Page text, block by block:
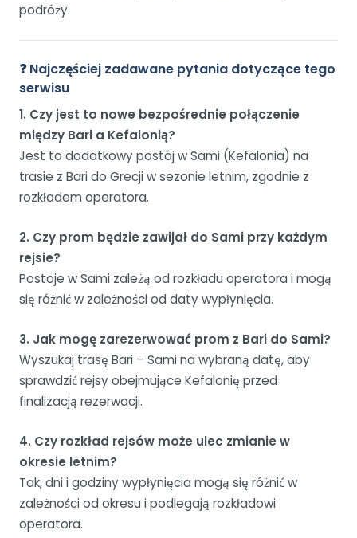
podróży.
❓ Najczęściej zadawane pytania dotyczące tego
serwisu
1. Czy jest to nowe bezpośrednie połączenie
między Bari a Kefalonią?
Jest to dodatkowy postój w Sami (Kefalonia) na
trasie z Bari do Grecji w sezonie letnim, zgodnie z
rozkładem operatora.
2. Czy prom będzie zawijał do Sami przy każdym
rejsie?
Postoje w Sami zależą od rozkładu operatora i mogą
się różnić w zależności od daty wypłynięcia.
3. Jak mogę zarezerwować prom z Bari do Sami?
Wyszukaj trasę Bari – Sami na wybraną datę, aby
sprawdzić rejsy obejmujące Kefalonię przed
finalizacją rezerwacji.
4. Czy rozkład rejsów może ulec zmianie w
okresie letnim?
Tak, dni i godziny wypłynięcia mogą się różnić w
zależności od okresu i podlegają rozkładowi
operatora.